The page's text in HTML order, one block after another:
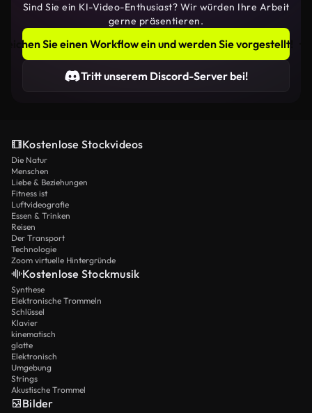
Sind Sie ein KI-Video-Enthusiast? Wir würden Ihre Arbeit
gerne präsentieren.
Reichen Sie einen Workflow ein und werden Sie vorgestellt!
Tritt unserem Discord-Server bei!
Kostenlose Stockvideos
Die Natur
Menschen
Liebe & Beziehungen
Fitness ist
Luftvideografie
Essen & Trinken
Reisen
Der Transport
Technologie
Zoom virtuelle Hintergründe
Kostenlose Stockmusik
Synthese
Elektronische Trommeln
Schlüssel
Klavier
kinematisch
glatte
Elektronisch
Umgebung
Strings
Akustische Trommel
Bilder